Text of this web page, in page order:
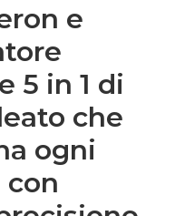
e
5 in 1 di
che
ogni
con